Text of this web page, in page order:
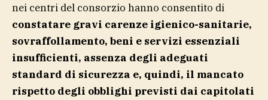
nei centri del consorzio hanno consentito di
constatare gravi carenze igienico-sanitarie,
sovraffollamento, beni e servizi essenziali
insufficienti, assenza degli adeguati
standard di sicurezza e, quindi, il mancato
rispetto degli obblighi previsti dai capitolati